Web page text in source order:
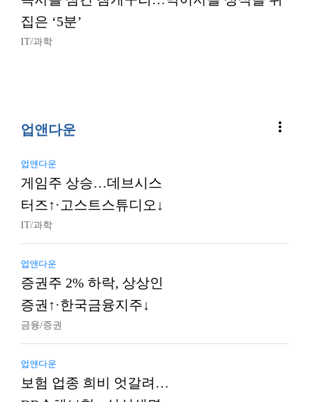
집은 ‘5분’
IT/과학
업앤다운 more_vert
업앤다운
게임주 상승…데브시스
터즈↑·고스트스튜디오↓
IT/과학
업앤다운
증권주 2% 하락, 상상인
증권↑·한국금융지주↓
금융/증권
업앤다운
보험 업종 희비 엇갈려…